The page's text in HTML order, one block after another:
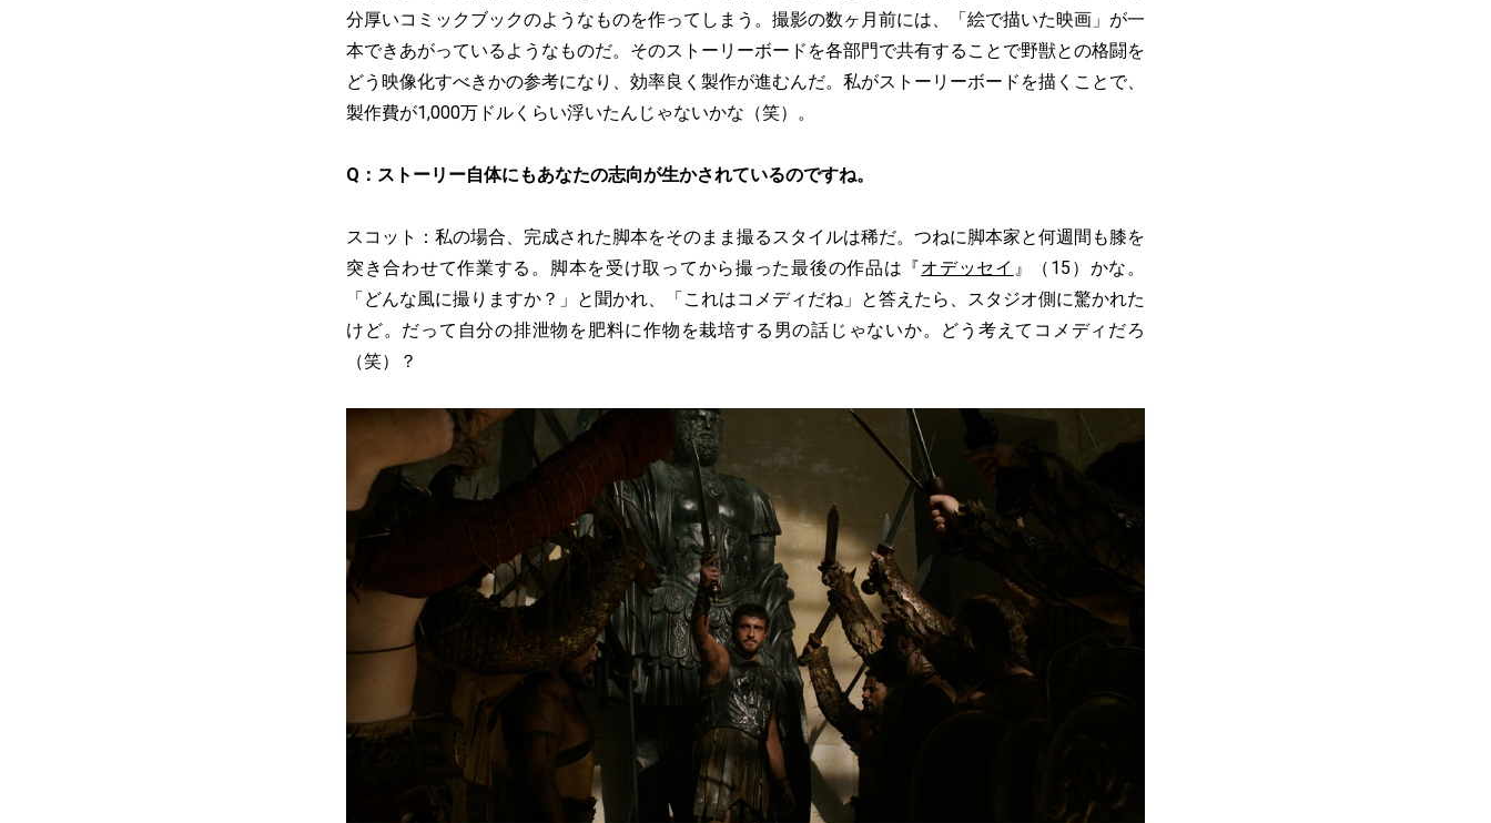
分厚いコミックブックのようなものを作ってしまう。撮影の数ヶ月前には、「絵で描いた映画」が一
本できあがっているようなものだ。そのストーリーボードを各部門で共有することで野獣との格闘を
どう映像化すべきかの参考になり、効率良く製作が進むんだ。私がストーリーボードを描くことで、
製作費が1,000万ドルくらい浮いたんじゃないかな（笑）。
Q：ストーリー自体にもあなたの志向が生かされているのですね。
スコット：私の場合、完成された脚本をそのまま撮るスタイルは稀だ。つねに脚本家と何週間も膝を
突き合わせて作業する。脚本を受け取ってから撮った最後の作品は『オデッセイ 』（15）かな。
「どんな風に撮りますか？」と聞かれ、「これはコメディだね」と答えたら、スタジオ側に驚かれた
けど。だって自分の排泄物を肥料に作物を栽培する男の話じゃないか。どう考えてコメディだろ
（笑）？